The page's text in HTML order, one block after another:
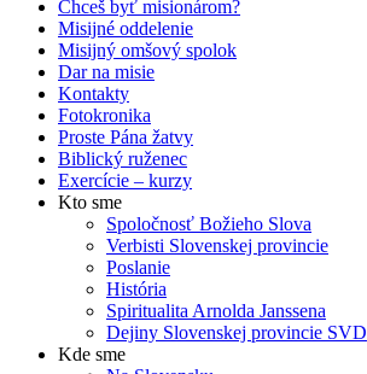
Chceš byť misionárom?
Misijné oddelenie
Misijný omšový spolok
Dar na misie
Kontakty
Fotokronika
Proste Pána žatvy
Biblický ruženec
Exercície – kurzy
Kto sme
Spoločnosť Božieho Slova
Verbisti Slovenskej provincie
Poslanie
História
Spiritualita Arnolda Janssena
Dejiny Slovenskej provincie SVD
Kde sme